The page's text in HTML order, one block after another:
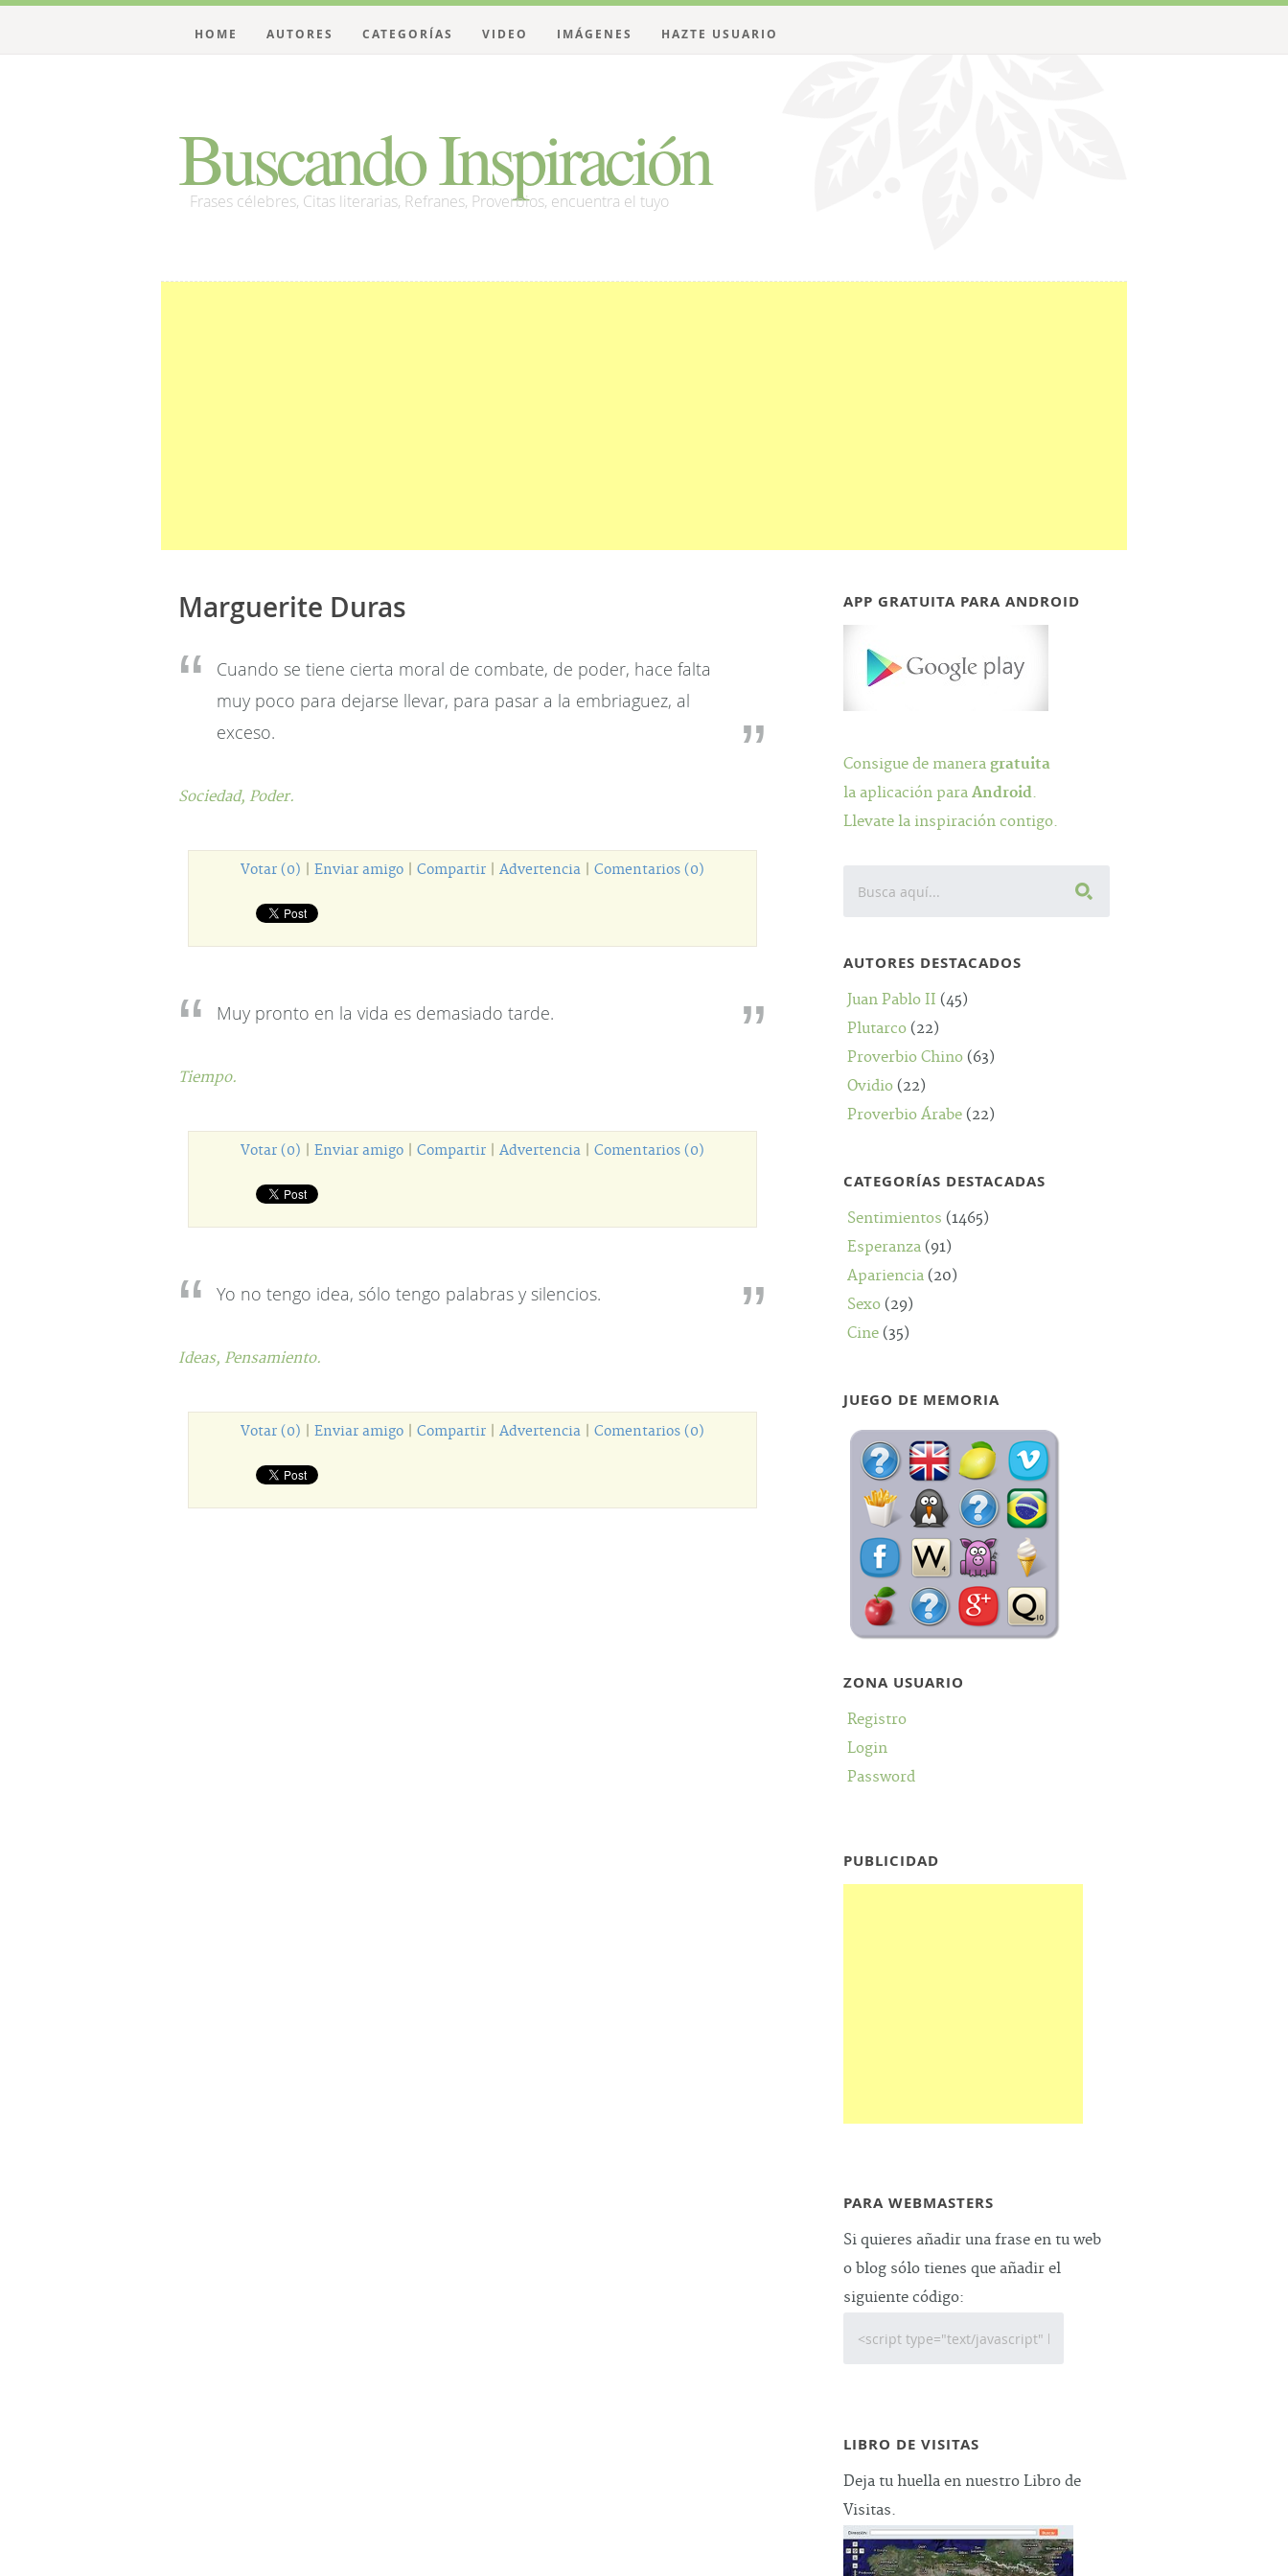
Buscando Inspiración
Frases célebres, Citas literarias, Refranes, Proverbios, encuentra el tuyo
HOME AUTORES CATEGORÍAS VIDEO IMÁGENES HAZTE USUARIO
Marguerite Duras
Cuando se tiene cierta moral de combate, de poder, hace falta
muy poco para dejarse llevar, para pasar a la embriaguez, al
exceso.
Sociedad, Poder.
Votar (0) Enviar amigo Compartir Advertencia Comentarios (0)
Muy pronto en la vida es demasiado tarde.
Tiempo.
Votar (0) Enviar amigo Compartir Advertencia Comentarios (0)
Yo no tengo idea, sólo tengo palabras y silencios.
Ideas, Pensamiento.
Votar (0) Enviar amigo Compartir Advertencia Comentarios (0)
APP GRATUITA PARA ANDROID
Consigue de maneragratuita
la aplicación paraAndroid.
Llevate la inspiración contigo.
AUTORES DESTACADOS
Juan Pablo II (45)
Plutarco (22)
Proverbio Chino (63)
Ovidio (22)
Proverbio Árabe (22)
CATEGORÍAS DESTACADAS
Sentimientos (1465)
Esperanza (91)
Apariencia (20)
Sexo (29)
Cine (35)
JUEGO DE MEMORIA
ZONA USUARIO
Registro
Login
Password
PUBLICIDAD
PARA WEBMASTERS
Si quieres añadir una frase en tu web
o blog sólo tienes que añadir el
siguiente código:
LIBRO DE VISITAS
Deja tu huella en nuestro Libro de
Visitas.